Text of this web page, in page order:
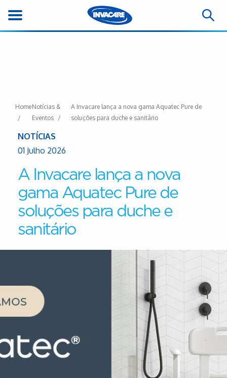
HomeNotícias &
Eventos
A Invacare lança a nova gama Aquatec Pure de
soluções para duche e sanitário
NOTÍCIAS
01 Julho 2026
A Invacare lança a nova
gama Aquatec Pure de
soluções para duche e
sanitário